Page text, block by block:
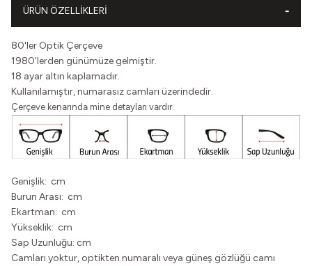
ÜRÜN ÖZELLIKLERI
80'ler Optik Çerçeve
1980'lerden günümüze gelmiştir.
18 ayar altın kaplamadır.
Kullanılamıştır, numarasız camları üzerindedir.
Çerçeve kenarında mine detayları vardır.
Genişlik: cm
Burun Arası: cm
Ekartman: cm
Yükseklik: cm
Sap Uzunluğu: cm
Camları yoktur, optikten numaralı veya güneş gözlüğü camı